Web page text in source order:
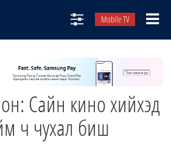
Mobile TV
Сайн кино хийхэд
ч чухал биш